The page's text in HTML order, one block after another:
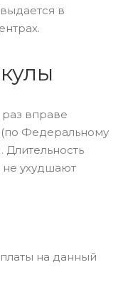
в
вправе
(по Федеральному
Длительность
не ухудшают
на данный